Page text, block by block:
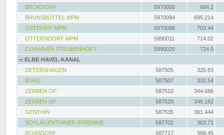
BROKDORF
5970050
684.2
BRUNSBÜTTEL MPM
5970094
695.214
OSTERIFF MPM
5970096
703.44
OTTERNDORF MPM
5990011
714.02
CUXHAVEN STEUBENHÖFT
5990020
724.0
ELBE-HAVEL-KANAL
DETERSHAGEN
587505
326.83
BURG
587507
332.54
ZERBEN OP
587510
344.686
ZERBEN UP
587520
346.162
GENTHIN
587535
361.444
SCHLAGENTHINER STREMME
587702
363.71
ROSSDORF
587717 368.45